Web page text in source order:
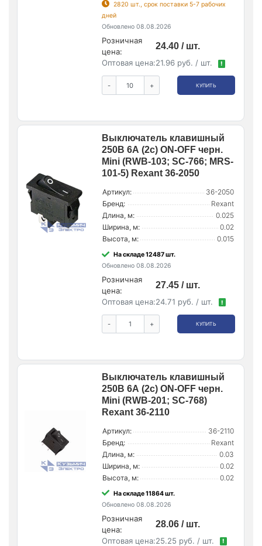
2820 шт., срок поставки 5-7 рабочих
дней
Обновлено 08.08.2026
Розничная
цена:
24.40 / шт.
Оптовая цена:21.96 руб. / шт. !
- + КУПИТЬ
Выключатель клавишный
250В 6А (2с) ON-OFF черн.
Mini (RWB-103; SC-766; MRS-
101-5) Rexant 36-2050
Артикул:
36-2050
Бренд:
Rexant
Длина, м:
0.025
Ширина, м:
0.02
Высота, м:
0.015
На складе 12487 шт.
Обновлено 08.08.2026
Розничная
цена:
27.45 / шт.
Оптовая цена:24.71 руб. / шт. !
- + КУПИТЬ
Выключатель клавишный
250В 6А (2с) ON-OFF черн.
Mini (RWB-201; SC-768)
Rexant 36-2110
Артикул:
36-2110
Бренд:
Rexant
Длина, м:
0.03
Ширина, м:
0.02
Высота, м:
0.02
На складе 11864 шт.
Обновлено 08.08.2026
Розничная
цена:
28.06 / шт.
Оптовая цена:25.25 руб. / шт. !